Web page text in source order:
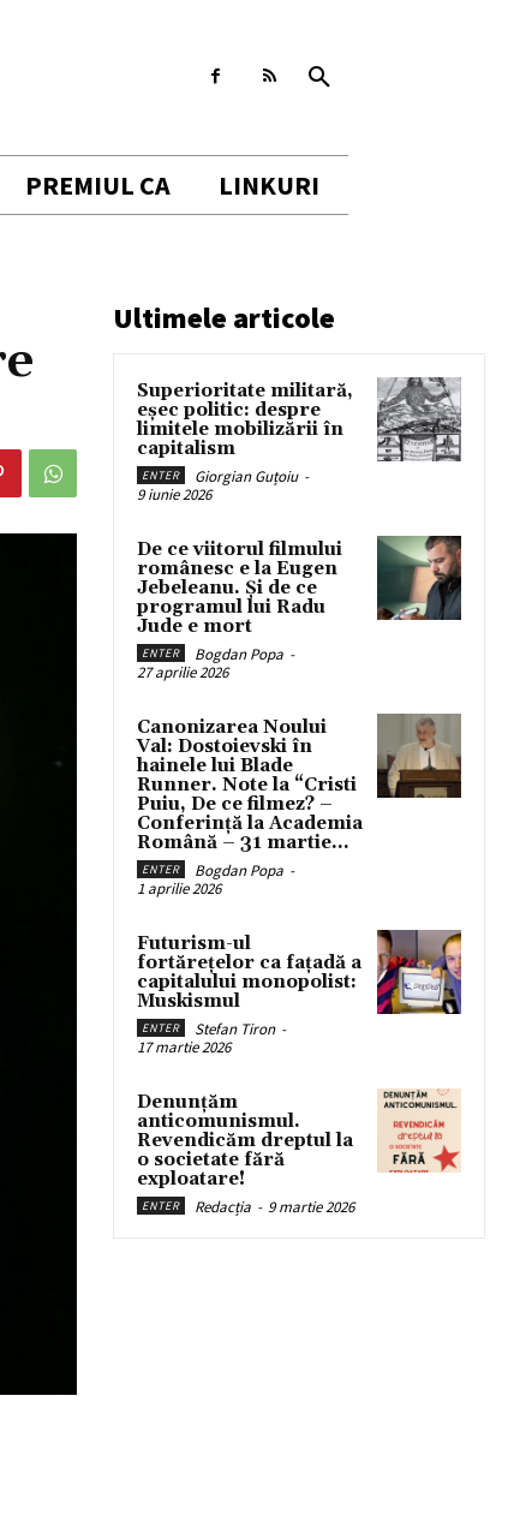
PREMIUL CA LINKURI
Ultimele articole
Superioritate militară,
eșec politic: despre
limitele mobilizării în
capitalism
ENTER Giorgian Guțoiu -
9 iunie 2026
De ce viitorul filmului
românesc e la Eugen
Jebeleanu. Și de ce
programul lui Radu
Jude e mort
ENTER Bogdan Popa -
27 aprilie 2026
Canonizarea Noului
Val: Dostoievski în
hainele lui Blade
Runner. Note la “Cristi
Puiu, De ce filmez? –
Conferință la Academia
Română – 31 martie...
ENTER Bogdan Popa -
1 aprilie 2026
Futurism-ul
fortărețelor ca fațadă a
capitalului monopolist:
Muskismul
ENTER Stefan Tiron -
17 martie 2026
Denunțăm
anticomunismul.
Revendicăm dreptul la
o societate fără
exploatare!
ENTER Redacția - 9 martie 2026